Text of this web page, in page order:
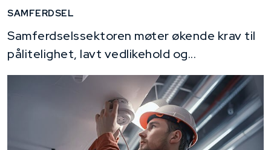
SAMFERDSEL
Samferdselssektoren møter økende krav til
pålitelighet, lavt vedlikehold og...